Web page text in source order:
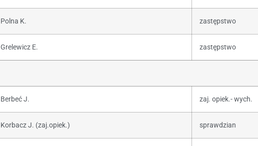
Polna K. zastępstwo
Grelewicz E. zastępstwo
Berbeć J. zaj. opiek.- wych.
Korbacz J. (zaj.opiek.) sprawdzian